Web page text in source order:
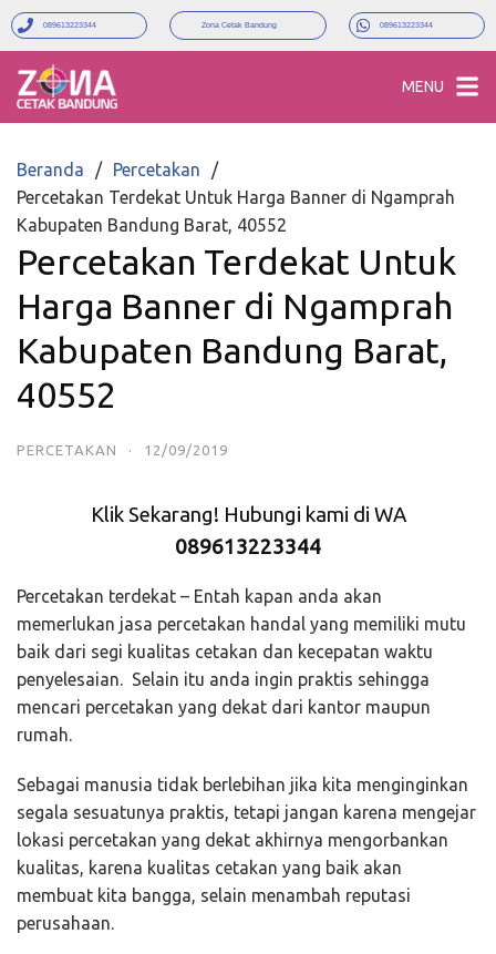
089613223344 Zona Cetak Bandung 089613223344
MENU
Beranda
Percetakan
Percetakan Terdekat Untuk Harga Banner di Ngamprah
Kabupaten Bandung Barat, 40552
Percetakan Terdekat Untuk
Harga Banner di Ngamprah
Kabupaten Bandung Barat,
40552
PERCETAKAN · 12/09/2019
Klik Sekarang! Hubungi kami di WA
089613223344
Percetakan terdekat – Entah kapan anda akan
memerlukan jasa percetakan handal yang memiliki mutu
baik dari segi kualitas cetakan dan kecepatan waktu
penyelesaian. Selain itu anda ingin praktis sehingga
mencari percetakan yang dekat dari kantor maupun
rumah.
Sebagai manusia tidak berlebihan jika kita menginginkan
segala sesuatunya praktis, tetapi jangan karena mengejar
lokasi percetakan yang dekat akhirnya mengorbankan
kualitas, karena kualitas cetakan yang baik akan
membuat kita bangga, selain menambah reputasi
perusahaan.